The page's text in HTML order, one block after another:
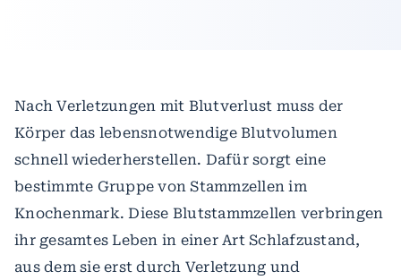
Nach Verletzungen mit Blutverlust muss der
Körper das lebensnotwendige Blutvolumen
schnell wiederherstellen. Dafür sorgt eine
bestimmte Gruppe von Stammzellen im
Knochenmark. Diese Blutstammzellen verbringen
ihr gesamtes Leben in einer Art Schlafzustand,
aus dem sie erst durch Verletzung und